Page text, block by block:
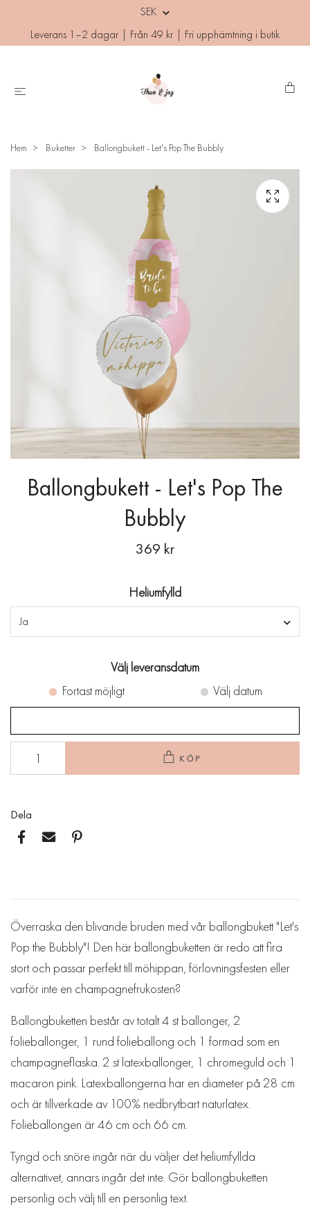
SEK
Leverans 1–2 dagar | Från 49 kr | Fri upphämtning i butik
Hem Buketter Ballongbukett - Let's Pop The Bubbly
Ballongbukett - Let's Pop The
Bubbly
369 kr
Heliumfylld
Ja
Välj leveransdatum
Fortast möjligt
Välj datum
KÖP
Dela
Överraska den blivande bruden med vår ballongbukett "Let's
Pop the Bubbly"! Den här ballongbuketten är redo att fira
stort och passar perfekt till möhippan, förlovningsfesten eller
varför inte en champagnefrukosten?
Ballongbuketten består av totalt 4 st ballonger, 2
folieballonger, 1 rund folieballong och 1 formad som en
champagneflaska. 2 st latexballonger, 1 chromeguld och 1
macaron pink. Latexballongerna har en diameter på 28 cm
och är tillverkade av 100% nedbrytbart naturlatex.
Folieballongen är 46 cm och 66 cm.
Tyngd och snöre ingår när du väljer det heliumfyllda
alternativet, annars ingår det inte. Gör ballongbuketten
personlig och välj till en personlig text.